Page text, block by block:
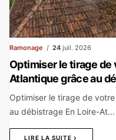
Ramonage 24 juil. 2026
Optimiser le tirage
Atlantique grâce au
Optimiser le tirage de
au débistrage En Loire-At...
LIRE LA SUITE